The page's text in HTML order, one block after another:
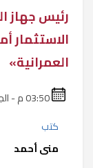
رئيس جهاز
الاستثمار
العمرانية»
كتب
منى أحمد